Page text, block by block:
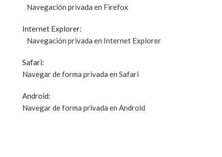
Navegación privada en Firefox
Internet Explorer:
Navegación privada en Internet Explorer
Safari:
Navegar de forma privada en Safari
Android:
Navegar de forma privada en Android